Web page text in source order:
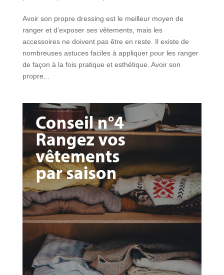
Avoir son propre dressing est le meilleur moyen de
ranger et d’exposer ses vêtements, mais les
accessoires ne doivent pas être en reste. Il existe de
nombreuses astuces faciles à appliquer pour les ranger
de façon à la fois pratique et esthétique. Avoir son
propre...